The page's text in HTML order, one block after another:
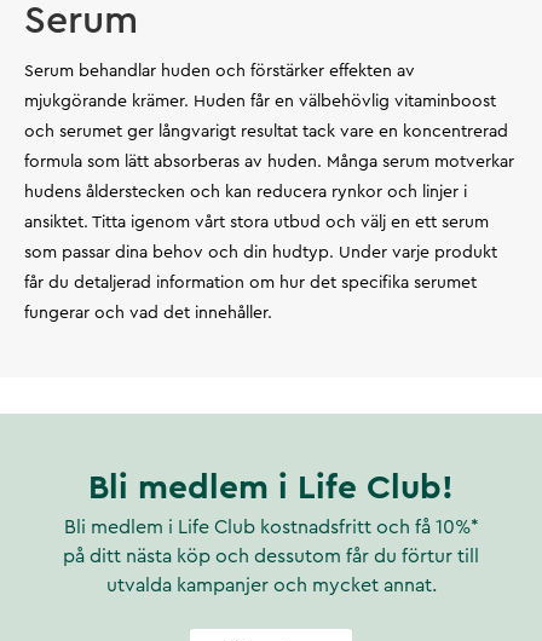
Serum
Serum behandlar huden och förstärker effekten av
mjukgörande krämer. Huden får en välbehövlig vitaminboost
och serumet ger långvarigt resultat tack vare en koncentrerad
formula som lätt absorberas av huden. Många serum motverkar
hudens ålderstecken och kan reducera rynkor och linjer i
ansiktet. Titta igenom vårt stora utbud och välj en ett serum
som passar dina behov och din hudtyp. Under varje produkt
får du detaljerad information om hur det specifika serumet
fungerar och vad det innehåller.
Bli medlem i Life Club!
Bli medlem i Life Club kostnadsfritt och få 10%*
på ditt nästa köp och dessutom får du förtur till
utvalda kampanjer och mycket annat.